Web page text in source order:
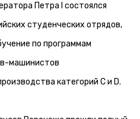
Петра I состоялся
студенческих отрядов,
по программам
машинистов
категорий C и D.